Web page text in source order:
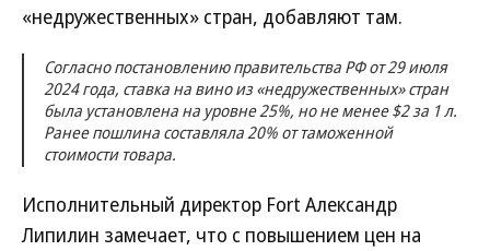
«недружественных» стран, добавляют там.
Согласно постановлению правительства РФ от 29 июля
2024 года, ставка на вино из «недружественных» стран
была установлена на уровне 25%, но не менее $2 за 1 л.
Ранее пошлина составляла 20% от таможенной
стоимости товара.
Исполнительный директор Fort Александр
Липилин замечает, что с повышением цен на